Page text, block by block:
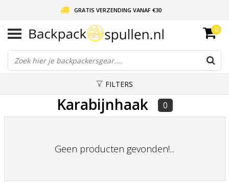
GRATIS VERZENDING VANAF €30
LIEFDE VOOR BACKPACKEN!
30 DAGEN GRATIS RETOUR
0
FILTERS
Karabijnhaak 0
Geen producten gevonden!...